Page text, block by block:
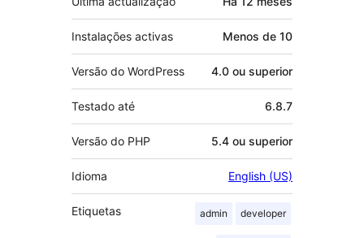
Instalações activas Menos de 10
Versão do WordPress 4.0 ou superior
Testado até 6.8.7
Versão do PHP 5.4 ou superior
Idioma English (US)
Etiquetas admin developer